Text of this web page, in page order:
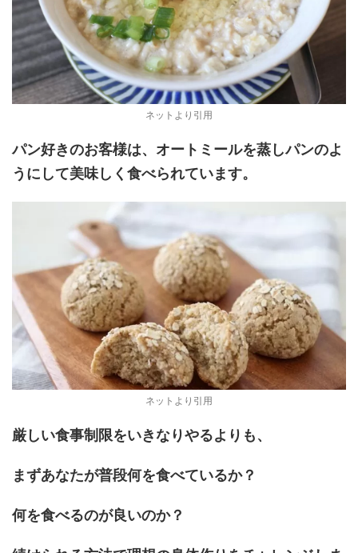
ネットより引用
パン好きのお客様は、オートミールを蒸しパンのよ
うにして美味しく食べられています。
ネットより引用
厳しい食事制限をいきなりやるよりも、
まずあなたが普段何を食べているか？
何を食べるのが良いのか？